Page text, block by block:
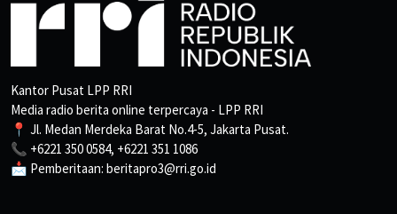
Kantor Pusat LPP RRI
Media radio berita online terpercaya - LPP RRI
📍 Jl. Medan Merdeka Barat No.4-5, Jakarta Pusat.
📞 +6221 350 0584, +6221 351 1086
📩 Pemberitaan: beritapro3@rri.go.id